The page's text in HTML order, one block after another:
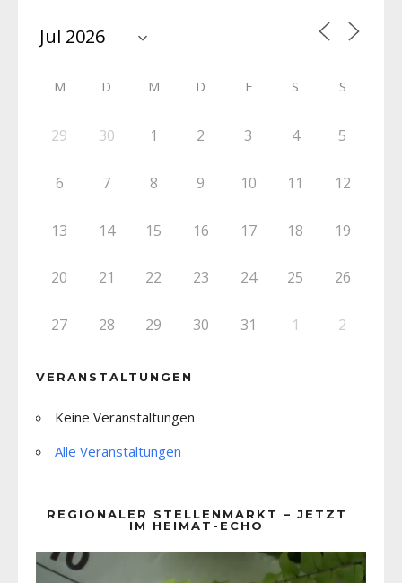
M D M D F S S
29 30 1 2 3 4 5
6 7 8 9 10 11 12
13 14 15 16 17 18 19
20 21 22 23 24 25 26
27 28 29 30 31 1 2
VERANSTALTUNGEN
Keine Veranstaltungen
Alle Veranstaltungen
REGIONALER STELLENMARKT – JETZT
IM HEIMAT-ECHO